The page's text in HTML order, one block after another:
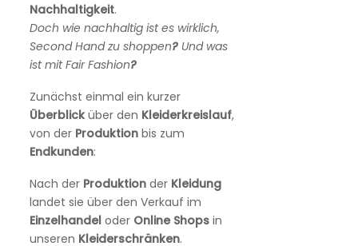
Nachhaltigkeit.
Doch wie nachhaltig ist es wirklich,
Second Hand zu shoppen? Und was
ist mit Fair Fashion?
Zunächst einmal ein kurzer
Überblicküber den Kleiderkreislauf,
von der Produktionbis zum
Endkunden:
Nach der Produktionder Kleidung
landet sie über den Verkauf im
Einzelhandeloder Online Shopsin
unseren Kleiderschränken.